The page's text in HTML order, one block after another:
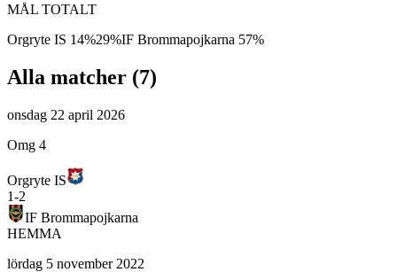
MÅL TOTALT
Orgryte IS 14%29%IF Brommapojkarna 57%
Alla matcher (7)
onsdag 22 april 2026
Omg 4
Orgryte IS
1-2
IF Brommapojkarna
HEMMA
lördag 5 november 2022